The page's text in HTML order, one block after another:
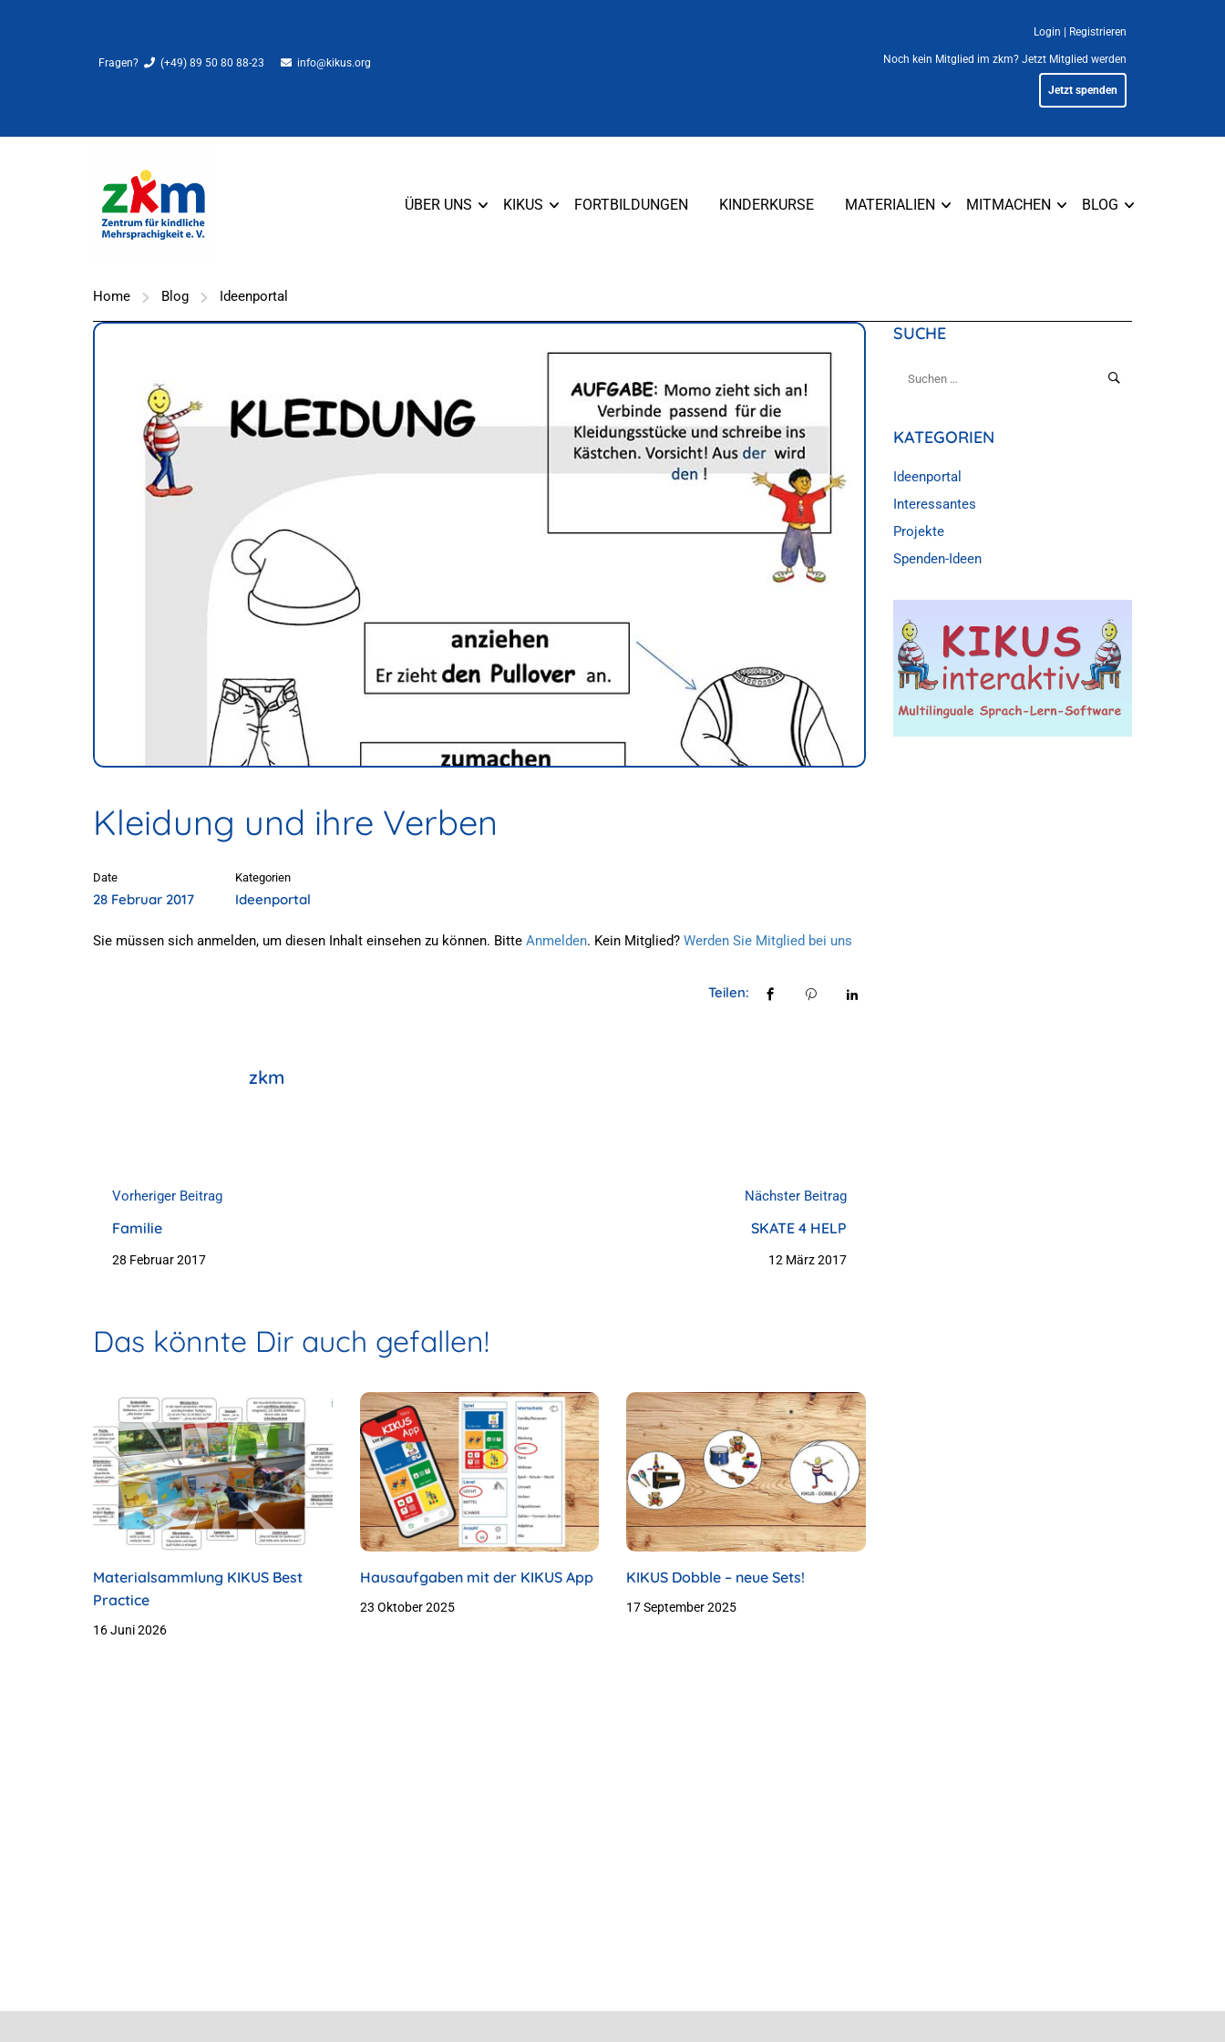
Fragen? (+49) 89 50 80 88-23 info@kikus.org
Login Registrieren
Noch kein Mitglied im zkm? Jetzt Mitglied werden
Jetzt spenden
ÜBER UNS KIKUS FORTBILDUNGEN KINDERKURSE MATERIALIEN MITMACHEN BLOG
Home Blog Ideenportal
Kleidung und ihre Verben
Date
28 Februar 2017
Kategorien
Ideenportal
Sie müssen sich anmelden, um diesen Inhalt einsehen zu können. Bitte Anmelden. Kein Mitglied? Werden Sie Mitglied bei uns
Teilen:
zkm
Vorheriger Beitrag
Familie
28 Februar 2017
Nächster Beitrag
SKATE 4 HELP
12 März 2017
Das könnte Dir auch gefallen!
Materialsammlung KIKUS Best
Practice
16 Juni 2026
Hausaufgaben mit der KIKUS App
23 Oktober 2025
KIKUS Dobble – neue Sets!
17 September 2025
SUCHE
KATEGORIEN
Ideenportal
Interessantes
Projekte
Spenden-Ideen